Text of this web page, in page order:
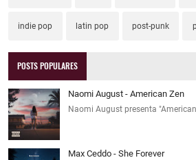
indie pop latin pop post-punk
POSTS POPULARES
Naomi August - American Zen
Naomi August presenta
Max Ceddo - She Forever